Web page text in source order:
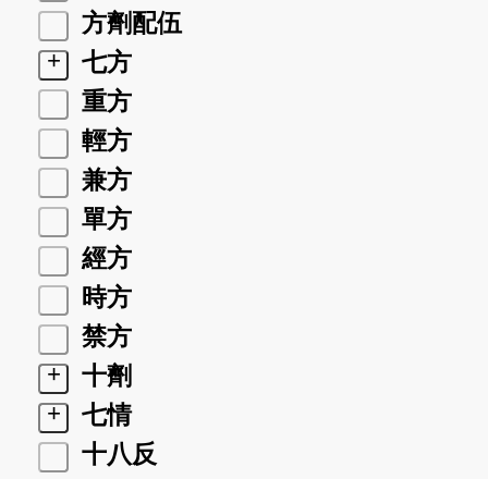
方劑配伍
+
七方
重方
輕方
兼方
單方
經方
時方
禁方
+
十劑
+
七情
十八反